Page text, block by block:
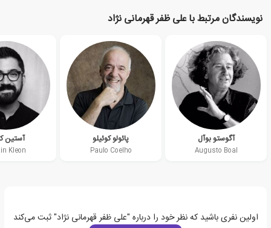
نویسندگان مرتبط با علی ظفر قهرمانی نژاد
آگوستو بوآل
Augusto Boal
پائولو کوئیلو
Paulo Coelho
آستین
Kleon
اولین نفری باشید که نظر خود را درباره "علی ظفر قهرمانی نژاد" ثبت می‌کند